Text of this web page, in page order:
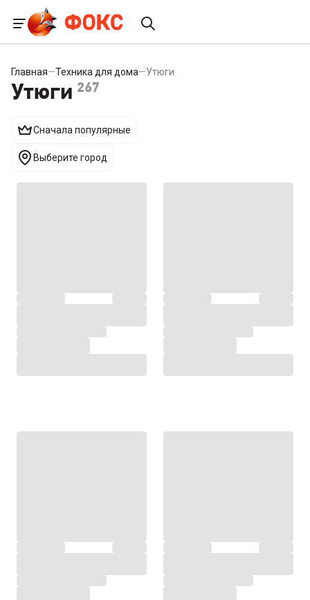
Главная—Техника для дома—Утюги
Утюги 267
Сначала популярные
Выберите город